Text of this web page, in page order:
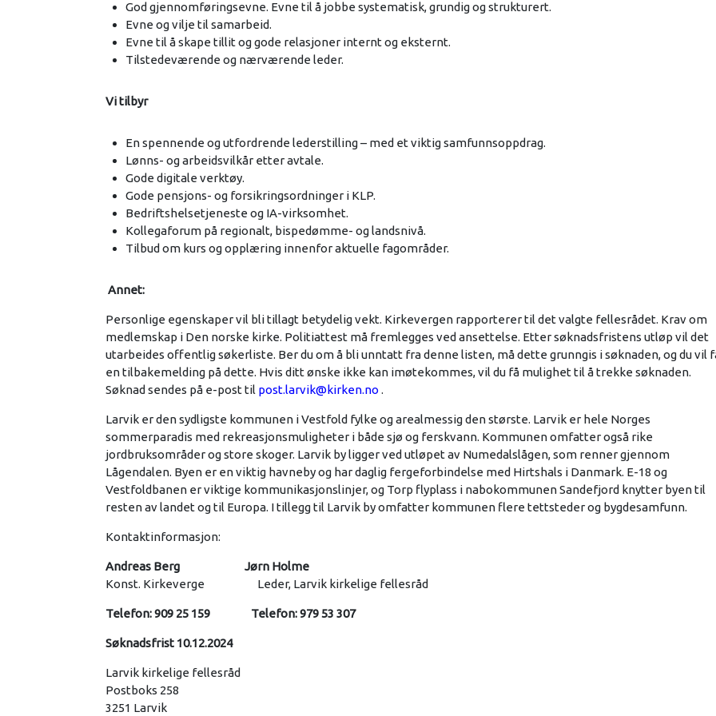
God gjennomføringsevne. Evne til å jobbe systematisk, grundig og strukturert.
Evne og vilje til samarbeid.
Evne til å skape tillit og gode relasjoner internt og eksternt.
Tilstedeværende og nærværende leder.
Vi tilbyr
En spennende og utfordrende lederstilling – med et viktig samfunnsoppdrag.
Lønns- og arbeidsvilkår etter avtale.
Gode digitale verktøy.
Gode pensjons- og forsikringsordninger i KLP.
Bedriftshelsetjeneste og IA-virksomhet.
Kollegaforum på regionalt, bispedømme- og landsnivå.
Tilbud om kurs og opplæring innenfor aktuelle fagområder.
Annet:
Personlige egenskaper vil bli tillagt betydelig vekt. Kirkevergen rapporterer til det valgte fellesrådet. Krav om
medlemskap i Den norske kirke. Politiattest må fremlegges ved ansettelse. Etter søknadsfristens utløp vil det
utarbeides offentlig søkerliste. Ber du om å bli unntatt fra denne listen, må dette grunngis i søknaden, og du vil
en tilbakemelding på dette. Hvis ditt ønske ikke kan imøtekommes, vil du få mulighet til å trekke søknaden.
Søknad sendes på e-post til post.larvik@kirken.no .
Larvik er den sydligste kommunen i Vestfold fylke og arealmessig den største. Larvik er hele Norges
sommerparadis med rekreasjonsmuligheter i både sjø og ferskvann. Kommunen omfatter også rike
jordbruksområder og store skoger. Larvik by ligger ved utløpet av Numedalslågen, som renner gjennom
Lågendalen. Byen er en viktig havneby og har daglig fergeforbindelse med Hirtshals i Danmark. E-18 og
Vestfoldbanen er viktige kommunikasjonslinjer, og Torp flyplass i nabokommunen Sandefjord knytter byen til
resten av landet og til Europa. I tillegg til Larvik by omfatter kommunen flere tettsteder og bygdesamfunn.
Kontaktinformasjon:
Andreas Berg Jørn Holme
Konst. Kirkeverge Leder, Larvik kirkelige fellesråd
Telefon: 909 25 159 Telefon: 979 53 307
Søknadsfrist 10.12.2024
Larvik kirkelige fellesråd
Postboks 258
3251 Larvik